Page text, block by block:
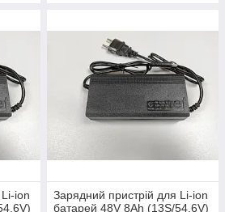
ion
Зарядний пристрій для Li-ion
батарей 48V 8Ah (13S/54,6V)